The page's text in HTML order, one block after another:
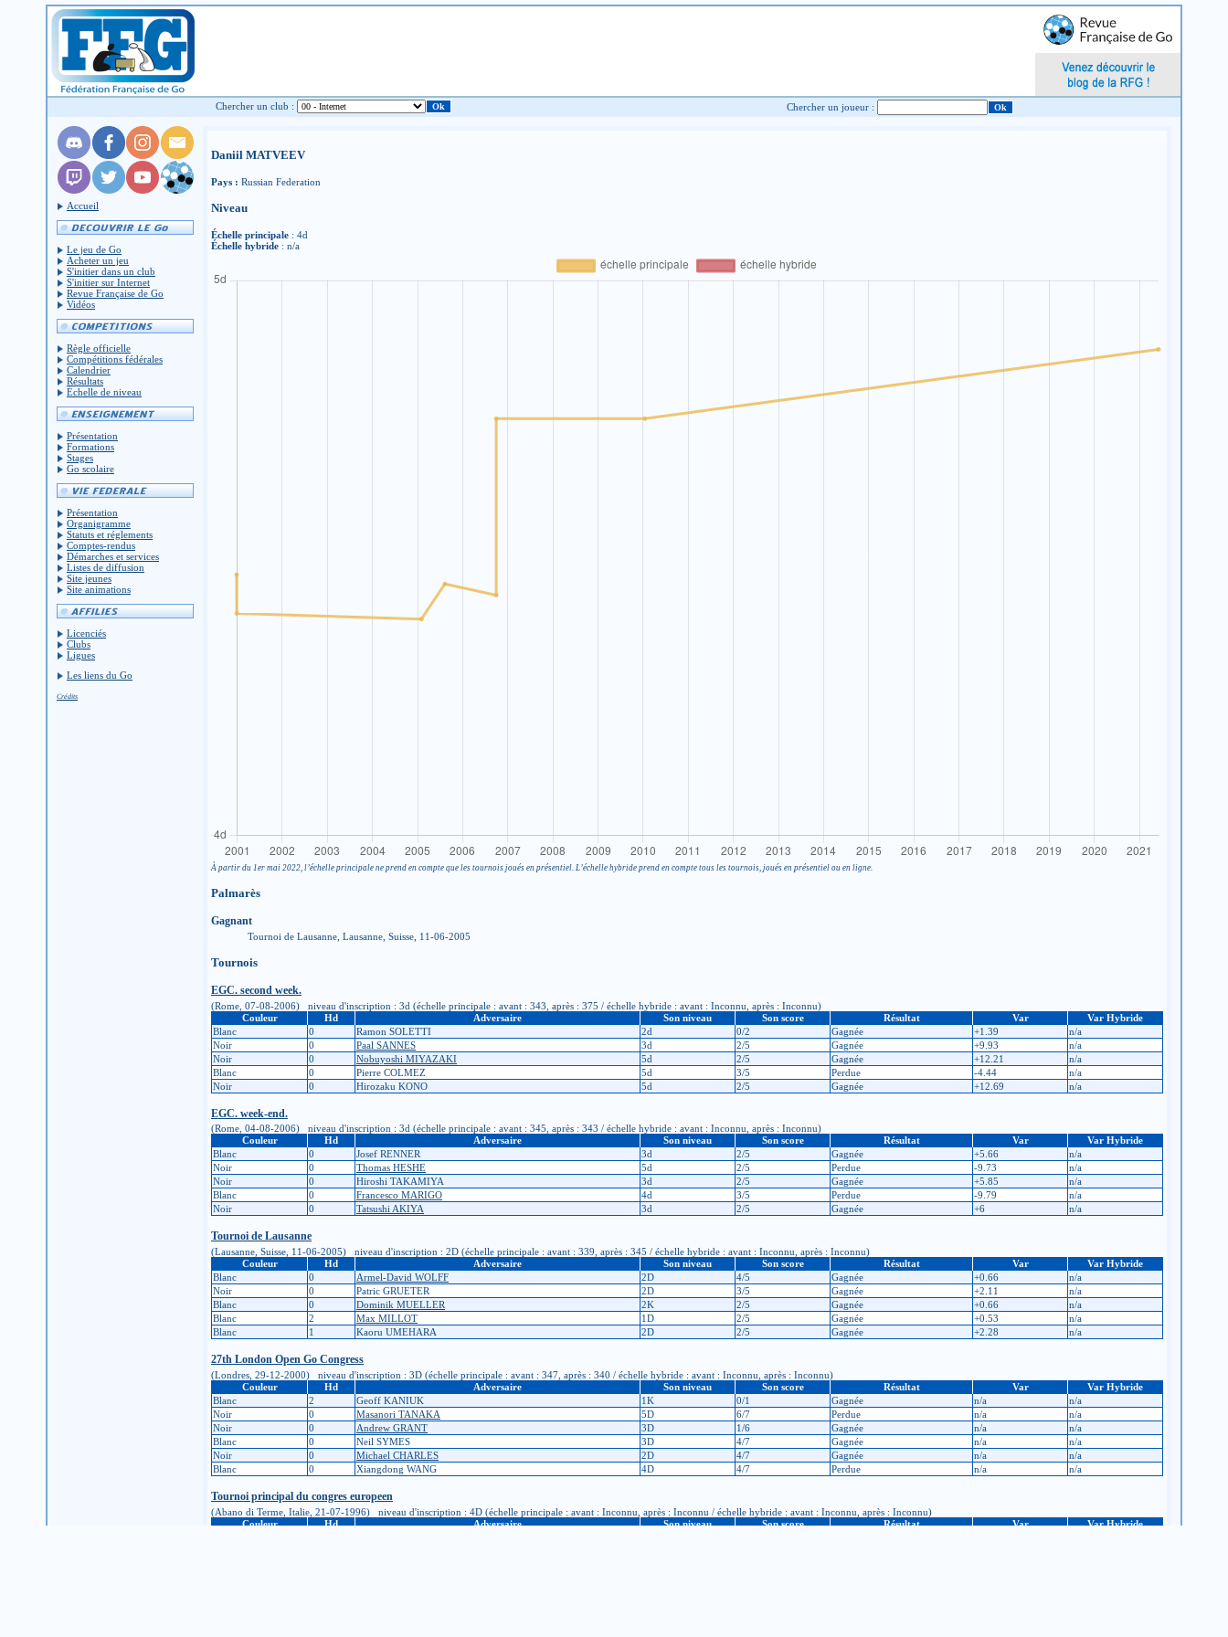
Chercher un club : Chercher un joueur :
Accueil
Le jeu de Go
Acheter un jeu
S'initier dans un club
S'initier sur Internet
Revue Française de Go
Vidéos
Règle officielle
Compétitions fédérales
Calendrier
Résultats
Échelle de niveau
Présentation
Formations
Stages
Go scolaire
Présentation
Organigramme
Statuts et réglements
Comptes-rendus
Démarches et services
Listes de diffusion
Site jeunes
Site animations
Licenciés
Clubs
Ligues
Les liens du Go
Crédits
Daniil MATVEEV
Pays : Russian Federation
Niveau
Échelle principale : 4d
Échelle hybride : n/a
À partir du 1er mai 2022, l’échelle principale ne prend en compte que les tournois joués en présentiel. L’échelle hybride prend en compte tous les tournois, joués en présentiel ou en ligne.
Palmarès
Gagnant
Tournoi de Lausanne, Lausanne, Suisse, 11-06-2005
Tournois
EGC. second week.
(Rome, 07-08-2006) niveau d'inscription : 3d (échelle principale : avant : 343, après : 375 / échelle hybride : avant : Inconnu, après : Inconnu)
Couleur
Hd Adversaire Son niveau Son score Résultat Var
Var Hybride
Blanc
0 Ramon SOLETTI 2d 0/2 Gagnée +1.39
n/a
Noir
0 Paal SANNES 3d 2/5 Gagnée +9.93
n/a
Noir
0 Nobuyoshi MIYAZAKI 5d 2/5 Gagnée +12.21
n/a
Blanc
0 Pierre COLMEZ 5d 3/5 Perdue -4.44
n/a
Noir
0 Hirozaku KONO 5d 2/5 Gagnée +12.69 n/a
EGC. week-end.
(Rome, 04-08-2006) niveau d'inscription : 3d (échelle principale : avant : 345, après : 343 / échelle hybride : avant : Inconnu, après : Inconnu)
Couleur
Hd Adversaire Son niveau Son score Résultat Var
Var Hybride
Blanc
0 Josef RENNER 3d 2/5 Gagnée +5.66
n/a
Noir
0 Thomas HESHE 5d 2/5 Perdue -9.73
n/a
Noir
0 Hiroshi TAKAMIYA 3d 2/5 Gagnée +5.85
n/a
Blanc
0 Francesco MARIGO 4d 3/5 Perdue -9.79
n/a
Noir
0 Tatsushi AKIYA 3d 2/5 Gagnée +6 n/a
Tournoi de Lausanne
(Lausanne, Suisse, 11-06-2005) niveau d'inscription : 2D (échelle principale : avant : 339, après : 345 / échelle hybride : avant : Inconnu, après : Inconnu)
Couleur
Hd Adversaire Son niveau Son score Résultat Var
Var Hybride
Blanc
0 Armel-David WOLFF 2D 4/5 Gagnée +0.66
n/a
Noir
0 Patric GRUETER 2D 3/5 Gagnée +2.11
n/a
Blanc
0 Dominik MUELLER 2K 2/5 Gagnée +0.66
n/a
Blanc
2 Max MILLOT 1D 2/5 Gagnée +0.53
n/a
Blanc
1 Kaoru UMEHARA 2D 2/5 Gagnée +2.28 n/a
27th London Open Go Congress
(Londres, 29-12-2000) niveau d'inscription : 3D (échelle principale : avant : 347, après : 340 / échelle hybride : avant : Inconnu, après : Inconnu)
Couleur
Hd Adversaire Son niveau Son score Résultat Var
Var Hybride
Blanc
2 Geoff KANIUK 1K 0/1 Gagnée n/a
n/a
Noir
0 Masanori TANAKA 5D 6/7 Perdue n/a
n/a
Noir
0 Andrew GRANT 3D 1/6 Gagnée n/a
n/a
Blanc
0 Neil SYMES 3D 4/7 Gagnée n/a
n/a
Noir
0 Michael CHARLES 2D 4/7 Gagnée n/a
n/a
Blanc
0 Xiangdong WANG 4D 4/7 Perdue n/a n/a
Tournoi principal du congres europeen
(Abano di Terme, Italie, 21-07-1996) niveau d'inscription : 4D (échelle principale : avant : Inconnu, après : Inconnu / échelle hybride : avant : Inconnu, après : Inconnu)
Couleur
Hd Adversaire Son niveau Son score Résultat Var
Var Hybride